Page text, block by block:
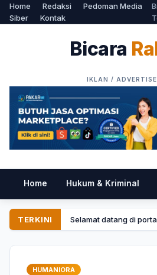
Home Redaksi
Pedoman Media
Siber
Kontak
Bicara
Home Hukum & Kriminal
TERKINI
HUMANIORA